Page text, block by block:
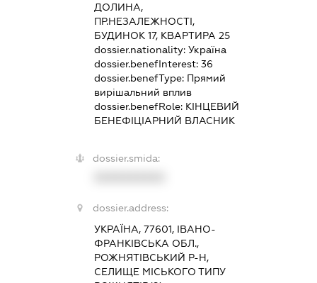
ДОЛИНА,
ПР.НЕЗАЛЕЖНОСТІ,
БУДИНОК 17, КВАРТИРА 25
dossier.nationality:Україна
dossier.benefInterest:36
dossier.benefType: Прямий
вирішальний вплив
dossier.benefRole: КІНЦЕВИЙ
БЕНЕФІЦІАРНИЙ ВЛАСНИК
dossier.smida:
dossier.address:
УКРАЇНА, 77601, ІВАНО-
ФРАНКІВСЬКА ОБЛ.,
РОЖНЯТІВСЬКИЙ Р-Н,
СЕЛИЩЕ МІСЬКОГО ТИПУ